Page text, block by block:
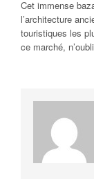
Cet immense
l’architecture
touristiques les
ce marché,